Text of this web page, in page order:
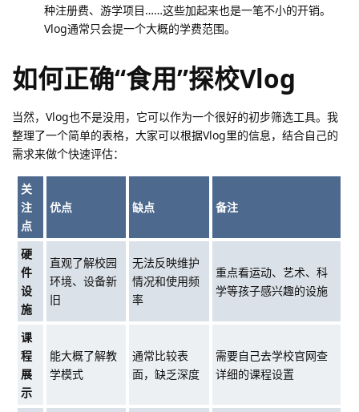
种注册费、游学项目……这些加起来也是一笔不小的开销。
Vlog通常只会提一个大概的学费范围。
如何正确“食用”探校Vlog
当然，Vlog也不是没用，它可以作为一个很好的初步筛选工具。我
整理了一个简单的表格，大家可以根据Vlog里的信息，结合自己的
需求来做个快速评估：
关
注
点
优点 缺点 备注
硬
件
设
施
直观了解校园
环境、设备新
旧
无法反映维护
情况和使用频
率
重点看运动、艺术、科
学等孩子感兴趣的设施
课
程
展
示
能大概了解教
学模式
通常比较表
面，缺乏深度
需要自己去学校官网查
详细的课程设置